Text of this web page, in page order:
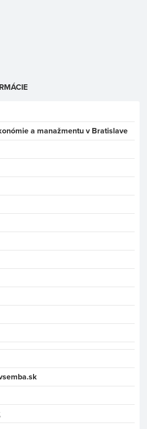
a manažmentu v Bratislave